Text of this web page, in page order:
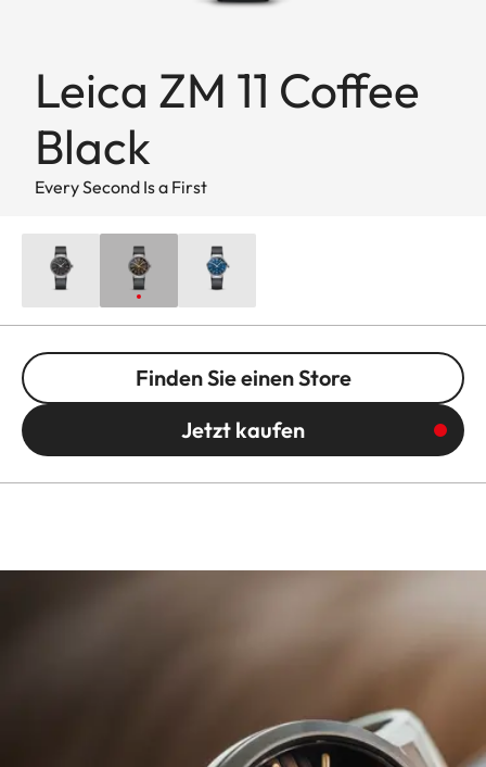
Leica ZM 11 Coffee
Black
Every Second Is a First
Finden Sie einen Store
Jetzt kaufen